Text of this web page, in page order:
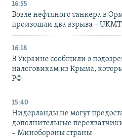
16:55
Возле нефтяного танкера в
произошли два взрыва –
16:18
В Украине сообщили о
налоговикам из Крыма,
РФ
15:40
Нидерланды не могут
дополнительные
– Минобороны страны